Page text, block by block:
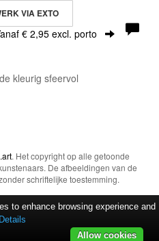
VIA EXTO
€ 2,95 excl. porto
kleurig sfeervol
. Het copyright op alle getoonde
De afbeeldingen van de
schriftelijke toestemming.
to enhance browsing experience and
Details
Allow cookies